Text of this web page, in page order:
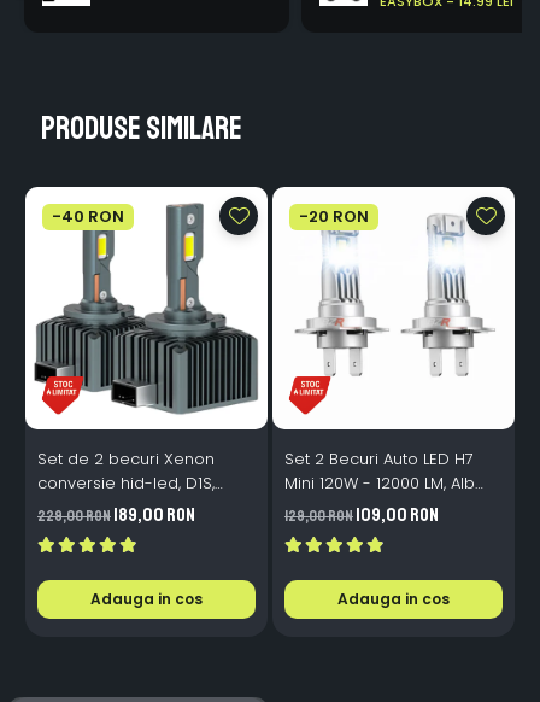
Produse similare
-40 RON
Set de 2 becuri Xenon
conversie hid-led, D1S,
120W, 12.000lm, Canbus,
Miez Cupru, Radiator
Aluminiu, Premium, Alb
Rece
229,00 RON189,00 RON
Adauga in cos
-20 RON
Set 2 Becuri Auto LED H7
Mini 120W - 12000 LM, Alb
Rece 6500K, Canbus
Integrat + Ventilator Răcire,
Plug & Play, 12-18V
129,00 RON109,00 RON
Adauga in cos